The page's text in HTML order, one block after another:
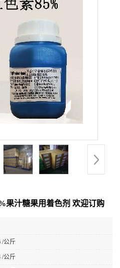
果汁糖果用着色剂 欢迎订购
/公斤
/公斤